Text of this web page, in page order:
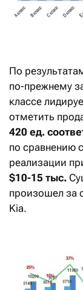
По
по-прежнему
классе
отметить
420 ед.
по сравнению
реализации
$10-15 тыс.
произошел за
Kia.